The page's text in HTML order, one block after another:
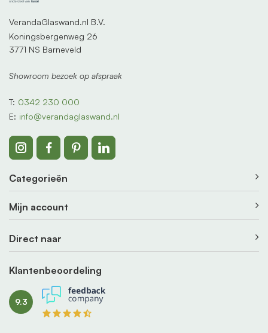
VerandaGlaswand.nl B.V.
Koningsbergenweg 26
3771 NS Barneveld
Showroom bezoek op afspraak
T: 0342 230 000
E: info@verandaglaswand.nl
Categorieën
Mijn account
Direct naar
Klantenbeoordeling
9.3